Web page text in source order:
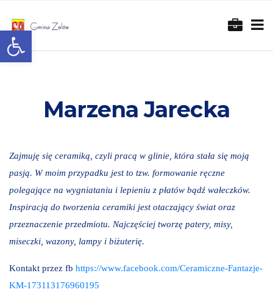
Otwórz pasek narzędzi
Marzena Jarecka
Zajmuję się ceramiką, czyli pracą w glinie, która stała się moją
pasją. W moim przypadku jest to tzw. formowanie ręczne
polegające na wygniataniu i lepieniu z płatów bądź wałeczków.
Inspiracją do tworzenia ceramiki jest otaczający świat oraz
przeznaczenie przedmiotu. Najczęściej tworzę patery, misy,
miseczki, wazony, lampy i biżuterię.
Kontakt przez fb https://www.facebook.com/Ceramiczne-Fantazje-
KM-173113176960195